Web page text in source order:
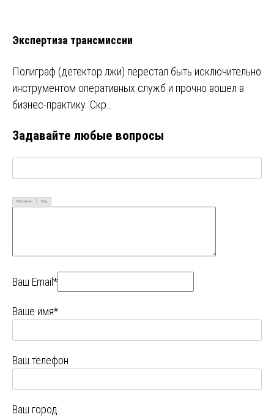
Экспертиза трансмиссии
Полиграф (детектор лжи) перестал быть исключительно
инструментом оперативных служб и прочно вошел в
бизнес-практику. Скр…
Задавайте любые вопросы
Визуально Код
Ваш Email*
Ваше имя*
Ваш телефон
Ваш город